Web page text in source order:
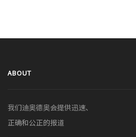
ABOUT
我们迪奥德奥会提供迅速、
正确和公正的报道